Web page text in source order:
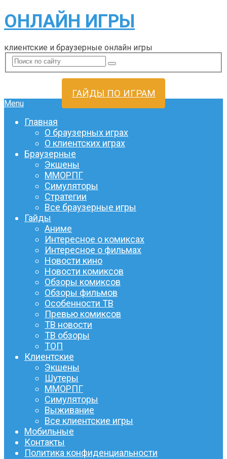
ОНЛАЙН ИГРЫ
клиентские и браузерные онлайн игры
ГАЙДЫ ПО ИГРАМ
Menu
Главная
О браузерных играх
О клиентских играх
Браузерные
Экшены
ММОРПГ
Симуляторы
Стратегии
Все браузерные игры
Гайды
Аниме
Интересное о комиксах
Интересное о фильмах
Новости кино
Новости комиксов
Обзоры комиксов
Обзоры фильмов
Особенности ТВ
Превью комиксов
ТВ новости
ТВ обзоры
ТОП
Клиентские
Экшены
Шутеры
ММОРПГ
Симуляторы
Выживание
Все клиентские игры
Мобильные
Контакты
Политика конфиденциальности